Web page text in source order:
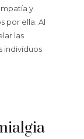
y
por ella. Al
las
individuos